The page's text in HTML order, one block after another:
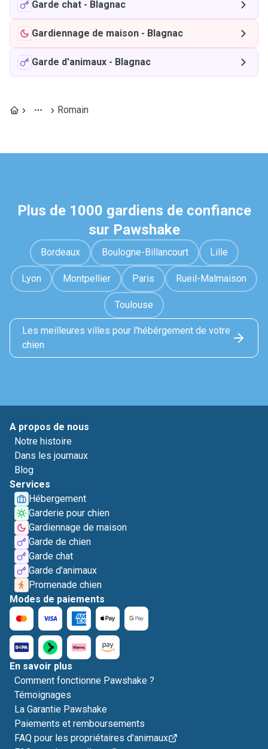
Garde chat - Blagnac
Gardiennage de maison - Blagnac
Garde d'animaux - Blagnac
Romain
Plus de 1000 gardiens de confiance
sur Pawshake
Bordeaux Boulogne-Billancourt Lille
Lyon Montpellier Paris Rueil-Malmaison
Toulouse
Les meilleures villes pour l'hébérgement de votre
chien
A propos de nous
Notre histoire
Dans les journaux
Blog
Services
Hébergement
Garderie pour chien
Gardiennage de maison
Garde de chien
Garde chat
Garde d'animaux
Promenade chien
Modes de paiements
En savoir plus
Comment fonctionne Pawshake ?
Témoignages
La Garantie Pawshake
Paiements et remboursements
FAQ pour les propriétaires d'animaux